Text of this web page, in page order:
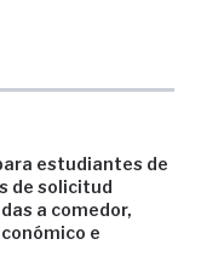
estudiantes de
de solicitud
a comedor,
e